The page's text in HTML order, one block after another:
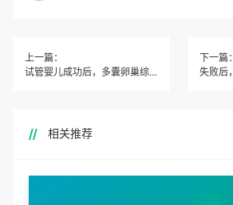
上一篇：
试管婴儿成功后，多囊卵巢综合征患者需要注意哪些生活习惯？
下一篇：
相关推荐